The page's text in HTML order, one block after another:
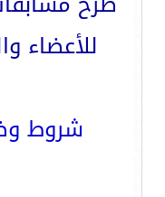
للأعضاء
شروط